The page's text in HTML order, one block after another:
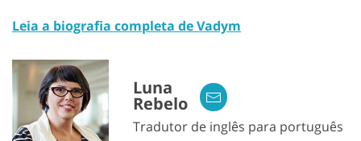
Leia a biografia completa de Vadym
Luna
Rebelo
Tradutor de inglês para português